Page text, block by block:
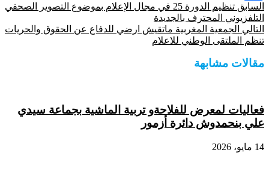
Share
السابق
تنظيم الدورة 25 في مجال الإعلام بموضوع التصوير الصحفي
التلفزيوني المحترف بالجديدة
التالي الجمعية المغربية ماتقيش ارضي للدفاع عن الحقوق والحريات
تنظم الملتقى الوطني للاعلام
مقالات مشابهة
فعاليات لمعرض للفلاحةو تربية الماشية بجماعة سيدي
علي بنحمدوش دائرة أزمور
14 مايو، 2026